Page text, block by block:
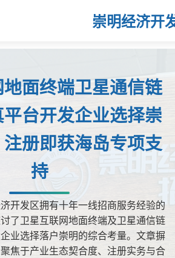
崇明经济开
面终端卫星通信链
台开发企业选择崇
册即获海岛专项支
持
开发区拥有十年一线招商服务经验的
了卫星互联网地面终端及卫星通信链
业选择落户崇明的综合考量。文章摒
焦于产业生态契合度、注册实务与合